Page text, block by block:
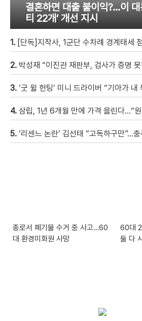
결혼하면 대출 불이익?…이 대
티 22개’ 개선 지시
1. [단독]지작사, 1군단 수차례 경계태세 점검
2. 박성재 “이진관 재판부, 검사가 증명 못한 사실
3. ‘굿 윌 헌팅’ 미니 드라이버 “기아가 내
4. 삼립, 1년 6개월 만에 가격 올린다…“원가 및
5. ‘리센느 논란’ 김선태 “고독하구만”…충주
종로서 폐기물 수거 중 사고…60
대 환경미화원 사망
60대
둘 다